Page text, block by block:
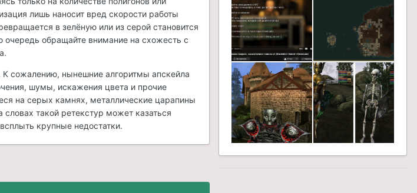
лишь наносит вред скорости работы
в зелёную или из серой становится
очередь обращайте внимание на схожесть с
сожалению, нынешние алгоритмы апскейла
шумы, искажения цвета и прочие
на серых камнях, металлические царапины
такой ретекстур может казаться
крупные недостатки.